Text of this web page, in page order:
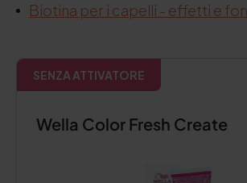
Biotina per i capelli - effetti e
SENZA ATTIVATORE
Wella Color Fresh Create